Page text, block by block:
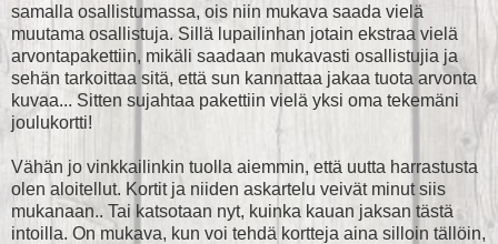
samalla osallistumassa, ois niin mukava saada vielä
muutama osallistuja. Sillä lupailinhan jotain ekstraa vielä
arvontapakettiin, mikäli saadaan mukavasti osallistujia ja
sehän tarkoittaa sitä, että sun kannattaa jakaa tuota arvonta
kuvaa... Sitten sujahtaa pakettiin vielä yksi oma tekemäni
joulukortti!
Vähän jo vinkkailinkin tuolla aiemmin, että uutta harrastusta
olen aloitellut. Kortit ja niiden askartelu veivät minut siis
mukanaan.. Tai katsotaan nyt, kuinka kauan jaksan tästä
intoilla. On mukava, kun voi tehdä kortteja aina silloin tällöin,